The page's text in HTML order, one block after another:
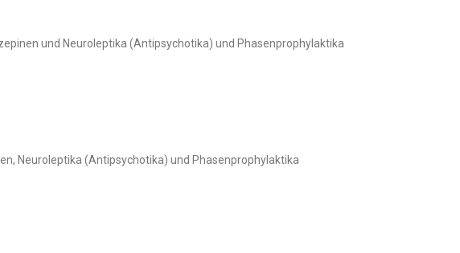
und Neuroleptika (Antipsychotika) und Phasenprophylaktika
Neuroleptika (Antipsychotika) und Phasenprophylaktika